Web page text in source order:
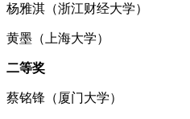
杨雅淇（浙江财经大学）
黄墨（上海大学）
二等奖
蔡铭锋（厦门大学）